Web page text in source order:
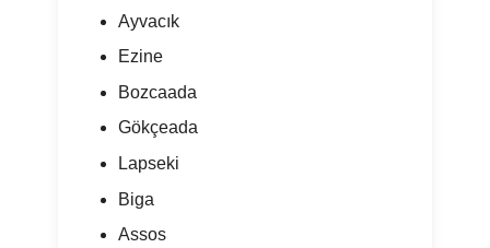
Ayvacık
Ezine
Bozcaada
Gökçeada
Lapseki
Biga
Assos